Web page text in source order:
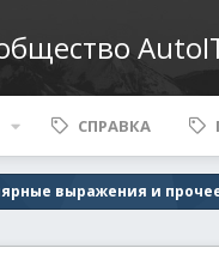
СПРАВКА
выражения и